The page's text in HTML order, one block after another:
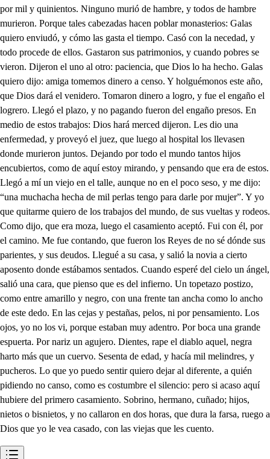
por mil y quinientos. Ninguno murió de hambre, y todos de hambre
murieron. Porque tales cabezadas hacen poblar monasterios: Galas
quiero enviudó, y cómo las gasta el tiempo. Casó con la necedad, y
todo procede de ellos. Gastaron sus patrimonios, y cuando pobres se
vieron. Dijeron el uno al otro: paciencia, que Dios lo ha hecho. Galas
quiero dijo: amiga tomemos dinero a censo. Y holguémonos este año,
que Dios dará el venidero. Tomaron dinero a logro, y fue el engaño el
logrero. Llegó el plazo, y no pagando fueron del engaño presos. En
medio de estos trabajos: Dios hará merced dijeron. Les dio una
enfermedad, y proveyó el juez, que luego al hospital los llevasen
donde murieron juntos. Dejando por todo el mundo tantos hijos
encubiertos, como de aquí estoy mirando, y pensando que era de estos.
Llegó a mí un viejo en el talle, aunque no en el poco seso, y me dijo:
“una muchacha hecha de mil perlas tengo para darle por mujer”. Y yo
que quitarme quiero de los trabajos del mundo, de sus vueltas y rodeos.
Como dijo, que era moza, luego el casamiento aceptó. Fui con él, por
el camino. Me fue contando, que fueron los Reyes de no sé dónde sus
parientes, y sus deudos. Llegué a su casa, y salió la novia a cierto
aposento donde estábamos sentados. Cuando esperé del cielo un ángel,
salió una cara, que pienso que es del infierno. Un topetazo postizo,
como entre amarillo y negro, con una frente tan ancha como lo ancho
de este dedo. En las cejas y pestañas, pelos, ni por pensamiento. Los
ojos, yo no los vi, porque estaban muy adentro. Por boca una grande
espuerta. Por nariz un agujero. Dientes, rape el diablo aquel, negra
harto más que un cuervo. Sesenta de edad, y hacía mil melindres, y
pucheros. Lo que yo puedo sentir quiero dejar al diferente, a quién
pidiendo no canso, como es costumbre el silencio: pero si acaso aquí
hubiere del primero casamiento. Sobrino, hermano, cuñado; hijos,
nietos o bisnietos, y no callaron en dos horas, que dura la farsa, ruego a
Dios que yo le vea casado, con las viejas que les cuento.